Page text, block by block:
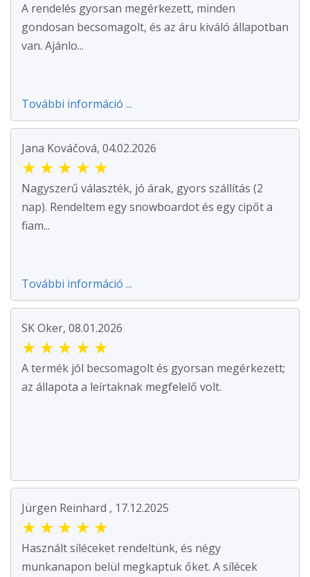
A rendelés gyorsan megérkezett, minden
gondosan becsomagolt, és az áru kiváló állapotban
van. Ajánlo...
További információ ...
Jana Kováčová, 04.02.2026
★ ★ ★ ★ ★
Nagyszerű választék, jó árak, gyors szállítás (2
nap). Rendeltem egy snowboardot és egy cipőt a
fiam...
További információ ...
SK Oker, 08.01.2026
★ ★ ★ ★ ★
A termék jól becsomagolt és gyorsan megérkezett;
az állapota a leírtaknak megfelelő volt.
Jürgen Reinhard , 17.12.2025
★ ★ ★ ★ ★
Használt síléceket rendeltünk, és négy
munkanapon belül megkaptuk őket. A sílécek